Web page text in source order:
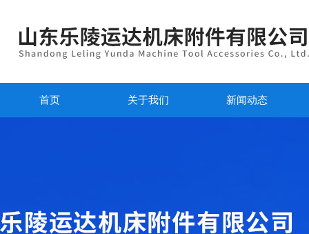
首页 关于我们 新闻动态